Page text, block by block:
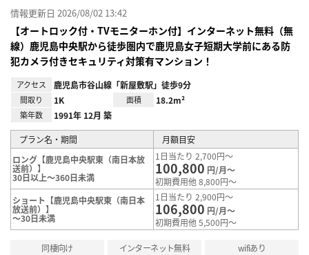
情報更新日 2026/08/02 13:42
【オートロック付・TVモニターホン付】インターネット無料（無
線）鹿児島中央駅から徒歩圏内で鹿児島女子短期大学前にある防
犯カメラ付きセキュリティ対策有マンション！
アクセス 鹿児島市谷山線「新屋敷駅」徒歩9分
間取り 1K 面積 18.2m²
築年数 1991年 12月 築
プラン名・期間
月額目安
ロング【鹿児島中央駅東（南日本放
送前）】
30日以上～360日未満
1日当たり 2,700円～
100,800 円/月～
初期費用他 8,800円～
ショート【鹿児島中央駅東（南日本
放送前）】
～30日未満
1日当たり 2,900円～
106,800 円/月～
初期費用他 5,500円～
同棲向け インターネット無料
wifiあり